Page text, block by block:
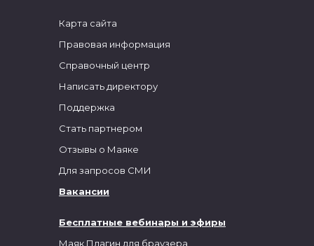
Бесплатные вебинары и эфиры
Маяк Плагин для браузера
Карта сайта
Правовая информация
Справочный центр
Написать директору
Поддержка
Стать партнером
Отзывы о Маяке
Для запросов СМИ
Вакансии